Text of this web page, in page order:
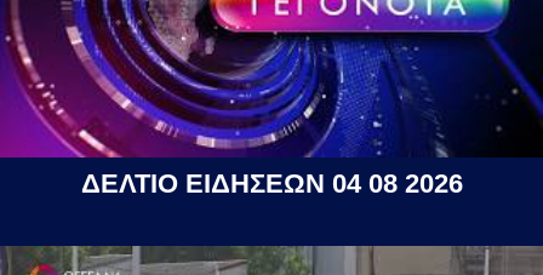
ΔΕΛΤΙΟ ΕΙΔΗΣΕΩΝ 04 08 2026